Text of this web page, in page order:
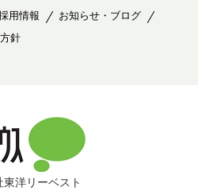
用情報
お知らせ・ブログ
針
東洋リーベスト